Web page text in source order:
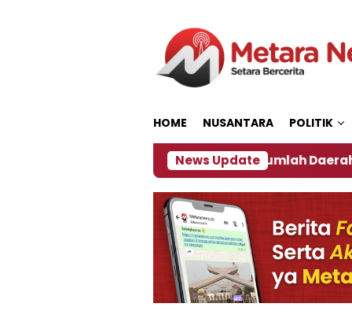
HOME NUSANTARA POLITIK
News Update
Dampak El Nino, Sejumlah Daerah di